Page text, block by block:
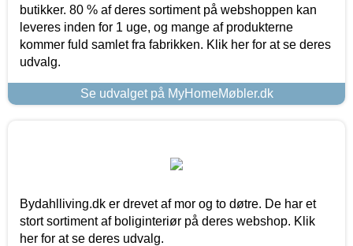
butikker. 80 % af deres sortiment på webshoppen kan
leveres inden for 1 uge, og mange af produkterne
kommer fuld samlet fra fabrikken. Klik her for at se deres
udvalg.
Se udvalget på MyHomeMøbler.dk
Bydahlliving.dk er drevet af mor og to døtre. De har et
stort sortiment af boliginteriør på deres webshop. Klik
her for at se deres udvalg.